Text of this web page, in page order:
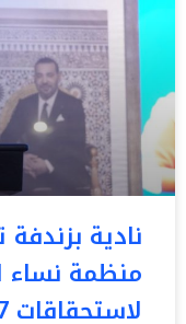
نادية
منظمة نساء
لاستحقاقات 2027